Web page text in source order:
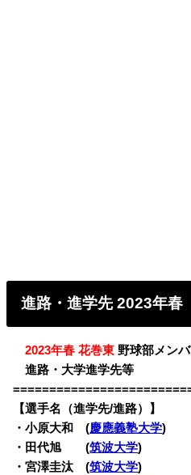
進路・進学先 2023年春
・2023年春 花巻東 野球部メン
・進路・大学進学先等
【選手名（進学先/進路）】
・小原大和 (慶應義塾大学)
・田代旭 (筑波大学)
・宮澤圭汰 (筑波大学)